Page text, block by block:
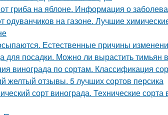
от гриба на яблоне. Информация о
одуванчиков на газоне. Лучшие
Естественные причины
для посадки. Можно ли вырастить тимьян
винограда по сортам. Классификация
желтый отзывы. 5 лучших сортов персика
сорт винограда. Технические